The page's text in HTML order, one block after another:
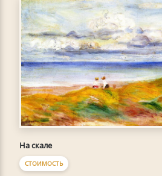
На скале
СТОИМОСТЬ